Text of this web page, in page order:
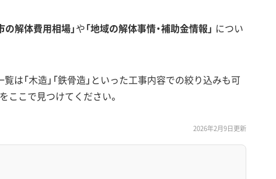
の解体費用相場」や「地域の解体事情・補助金情報」 につい
は「木造」「鉄骨造」といった工事内容での絞り込みも可
ここで見つけてください。
2026年2月9日更新